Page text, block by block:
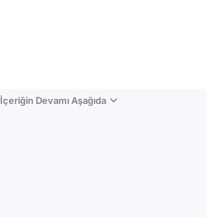
İçeriğin Devamı Aşağıda